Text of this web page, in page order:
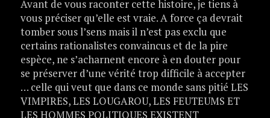
Avant de vous raconter cette histoire, je tiens à
vous préciser qu’elle est vraie. A force ça devrait
tomber sous l’sens mais il n’est pas exclu que
certains rationalistes convaincus et de la pire
espèce, ne s’acharnent encore à en douter pour
se préserver d’une vérité trop difficile à accepter
… celle qui veut que dans ce monde sans pitié LES
VIMPIRES, LES LOUGAROU, LES FEUTEUMS ET
LES HOMMES POLITIQUES EXISTENT